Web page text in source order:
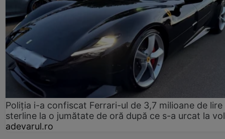
Poliția i-a confiscat Ferrari-ul de 3,7 milioane de lire
sterline la o jumătate de oră după ce s-a urcat la
adevarul.ro